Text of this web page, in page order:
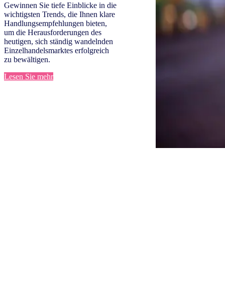
Gewinnen Sie tiefe Einblicke in die
wichtigsten Trends, die Ihnen klare
Handlungsempfehlungen bieten,
um die Herausforderungen des
heutigen, sich ständig wandelnden
Einzelhandelsmarktes erfolgreich
zu bewältigen.
Lesen Sie mehr